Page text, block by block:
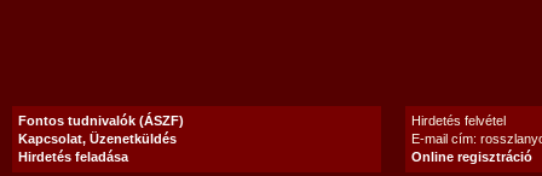
Fontos tudnivalók (ÁSZF)
Kapcsolat, Üzenetküldés
Hirdetés feladása
Hirdetés felvétel
E-mail cím:
Online regisztráció